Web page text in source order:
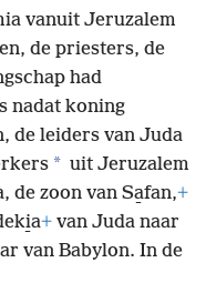
vanuit Jeruzalem
de priesters, de
had
nadat koning
de leiders van Juda
* uit Jeruzalem
de zoon van Sa̱fan,+
+ van Juda naar
van Babylon. In de